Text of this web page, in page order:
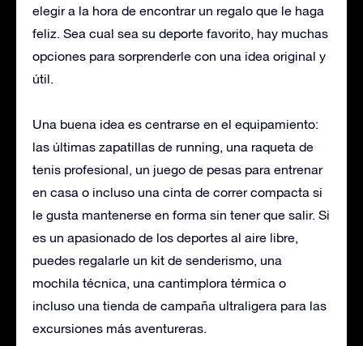
elegir a la hora de encontrar un regalo que le haga
feliz. Sea cual sea su deporte favorito, hay muchas
opciones para sorprenderle con una idea original y
útil.
Una buena idea es centrarse en el equipamiento:
las últimas zapatillas de running, una raqueta de
tenis profesional, un juego de pesas para entrenar
en casa o incluso una cinta de correr compacta si
le gusta mantenerse en forma sin tener que salir. Si
es un apasionado de los deportes al aire libre,
puedes regalarle un kit de senderismo, una
mochila técnica, una cantimplora térmica o
incluso una tienda de campaña ultraligera para las
excursiones más aventureras.